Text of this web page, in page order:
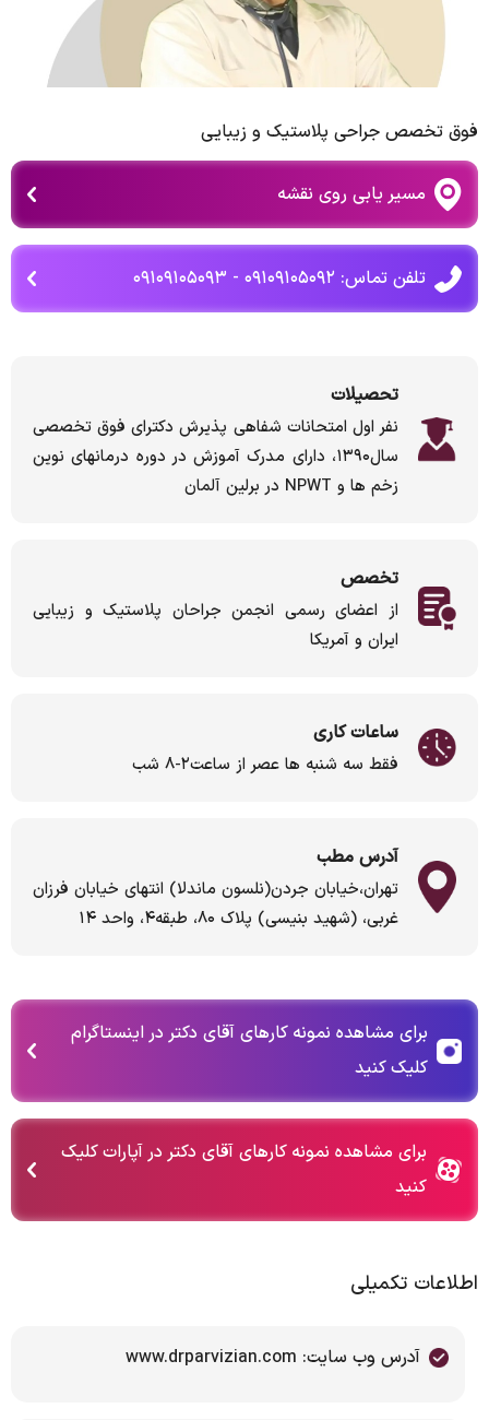
فوق تخصص جراحی پلاستیک و زیبایی
مسیر یابی روی نقشه
تلفن تماس: ۰۹۱۰۹۱۰۵۰۹۲ - ۰۹۱۰۹۱۰۵۰۹۳
تحصیلات
نفر اول امتحانات شفاهی پذیرش دکترای فوق تخصصی
سال۱۳۹۰، دارای مدرک آموزش در دوره درمانهای نوین
زخم ها و NPWT در برلین آلمان
تخصص
از اعضای رسمی انجمن جراحان پلاستیک و زیبایی
ایران و آمریکا
ساعات کاری
فقط سه شنبه ها عصر از ساعت۲-۸ شب
آدرس مطب
تهران،خیابان جردن(نلسون ماندلا) انتهای خیابان فرزان
غربی، (شهید بنیسی) پلاک ۸۰، طبقه۴، واحد ۱۴
برای مشاهده نمونه کارهای آقای دکتر در اینستاگرام
کلیک کنید
برای مشاهده نمونه کارهای آقای دکتر در آپارات کلیک
کنید
اطلاعات تکمیلی
آدرس وب سایت: www.drparvizian.com